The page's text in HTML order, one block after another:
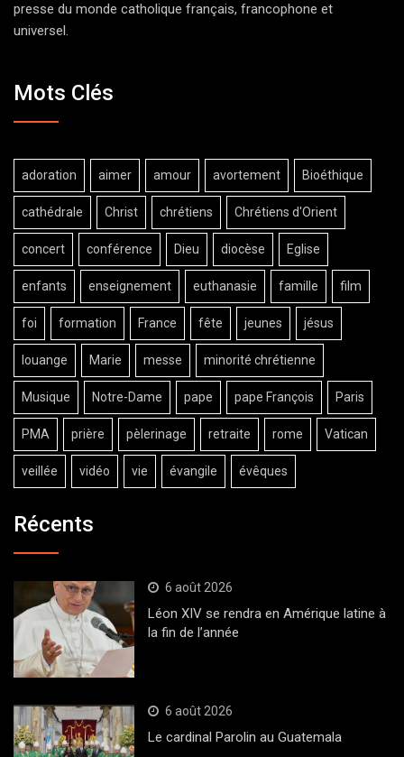
presse du monde catholique français, francophone et
universel.
Mots Clés
adoration aimer amour avortement Bioéthique
cathédrale Christ chrétiens Chrétiens d'Orient
concert conférence Dieu diocèse Eglise
enfants enseignement euthanasie famille film
foi formation France fête jeunes jésus
louange Marie messe minorité chrétienne
Musique Notre-Dame pape pape François Paris
PMA prière pèlerinage retraite rome Vatican
veillée vidéo vie évangile évêques
Récents
6 août 2026
Léon XIV se rendra en Amérique latine à
la fin de l’année
6 août 2026
Le cardinal Parolin au Guatemala